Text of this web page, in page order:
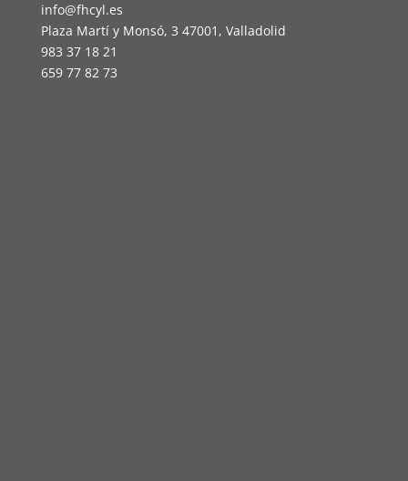
info@fhcyl.es
Plaza Martí y Monsó, 3 47001, Valladolid
983 37 18 21
659 77 82 73